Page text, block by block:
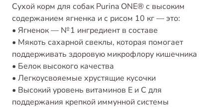
Сухой корм для собак Purina ONE® с высоким
содержанием ягненка и с рисом 10 кг — это:
• Ягненок — № 1 ингредиент в составе
• Мякоть сахарной свеклы, которая помогает
поддерживать здоровую микрофлору кишечника
• Белок высокого качества
• Легкоусвояемые хрустящие кусочки
• Высокий уровень витаминов E и С для
поддержания крепкой иммунной системы